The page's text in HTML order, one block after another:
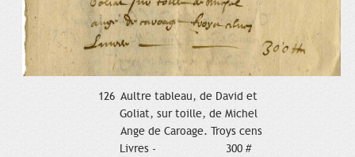
126 Aultre tableau, de David et
Goliat, sur toille, de Michel
Ange de Caroage. Troys cens
Livres - 300 #